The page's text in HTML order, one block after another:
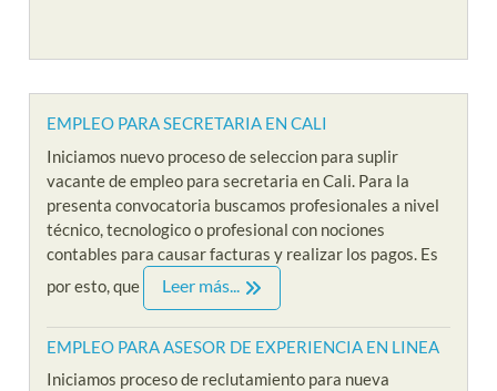
EMPLEO PARA SECRETARIA EN CALI
Iniciamos nuevo proceso de seleccion para suplir
vacante de empleo para secretaria en Cali. Para la
presenta convocatoria buscamos profesionales a nivel
técnico, tecnologico o profesional con nociones
contables para causar facturas y realizar los pagos. Es
por esto, que
Leer más...
EMPLEO PARA ASESOR DE EXPERIENCIA EN LINEA
Iniciamos proceso de reclutamiento para nueva